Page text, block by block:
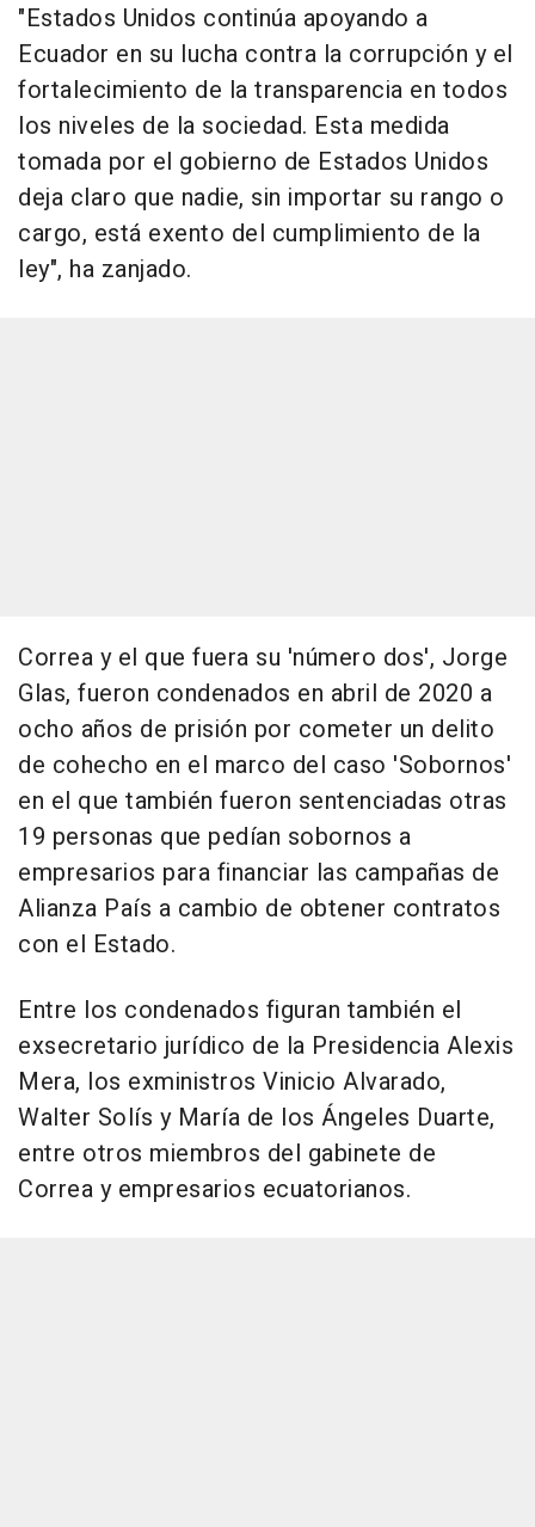
"Estados Unidos continúa apoyando a
Ecuador en su lucha contra la corrupción y el
fortalecimiento de la transparencia en todos
los niveles de la sociedad. Esta medida
tomada por el gobierno de Estados Unidos
deja claro que nadie, sin importar su rango o
cargo, está exento del cumplimiento de la
ley", ha zanjado.
Correa y el que fuera su 'número dos', Jorge
Glas, fueron condenados en abril de 2020 a
ocho años de prisión por cometer un delito
de cohecho en el marco del caso 'Sobornos'
en el que también fueron sentenciadas otras
19 personas que pedían sobornos a
empresarios para financiar las campañas de
Alianza País a cambio de obtener contratos
con el Estado.
Entre los condenados figuran también el
exsecretario jurídico de la Presidencia Alexis
Mera, los exministros Vinicio Alvarado,
Walter Solís y María de los Ángeles Duarte,
entre otros miembros del gabinete de
Correa y empresarios ecuatorianos.